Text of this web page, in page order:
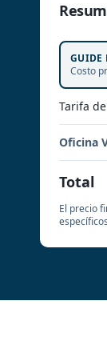
GUIDE
Costo
Tarifa
Oficina
Total
El precio
específicos